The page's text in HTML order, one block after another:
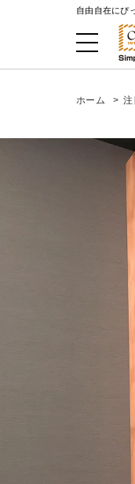
自由自在にぴ
ホーム > 注